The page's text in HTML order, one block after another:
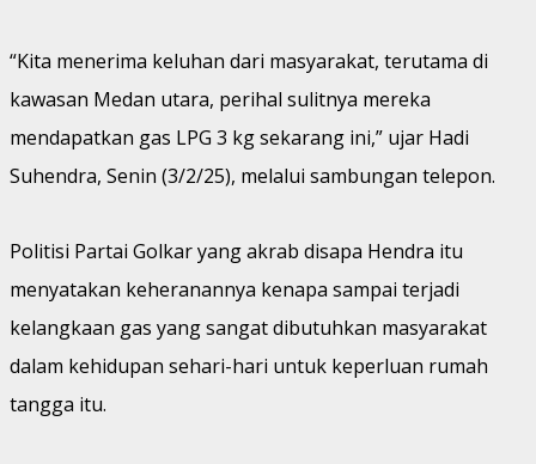
“Kita menerima keluhan dari masyarakat, terutama di
kawasan Medan utara, perihal sulitnya mereka
mendapatkan gas LPG 3 kg sekarang ini,” ujar Hadi
Suhendra, Senin (3/2/25), melalui sambungan telepon.
Politisi Partai Golkar yang akrab disapa Hendra itu
menyatakan keheranannya kenapa sampai terjadi
kelangkaan gas yang sangat dibutuhkan masyarakat
dalam kehidupan sehari-hari untuk keperluan rumah
tangga itu.